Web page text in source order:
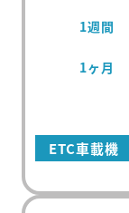
1週間
1ヶ月
ETC車載機